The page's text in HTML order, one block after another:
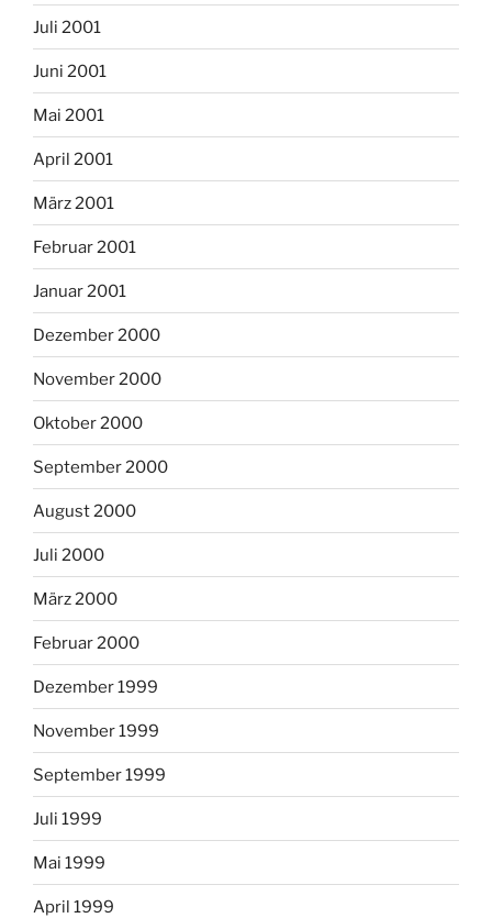
Juli 2001
Juni 2001
Mai 2001
April 2001
März 2001
Februar 2001
Januar 2001
Dezember 2000
November 2000
Oktober 2000
September 2000
August 2000
Juli 2000
März 2000
Februar 2000
Dezember 1999
November 1999
September 1999
Juli 1999
Mai 1999
April 1999